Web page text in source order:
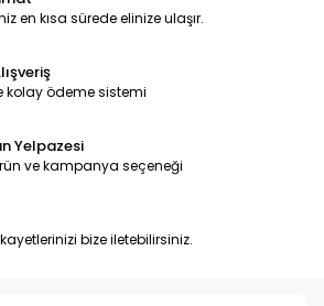
en kısa sürede elinize ulaşır.
kolay ödeme sistemi
Yelpazesi
ve kampanya seçeneği
bize iletebilirsiniz.